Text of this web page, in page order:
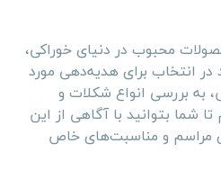
محبوب در دنیای خوراکی،
در انتخاب برای هدیه‌دهی مورد
به بررسی انواع شکلات و
شما بتوانید با آگاهی از این
مراسم و مناسبت‌های خاص